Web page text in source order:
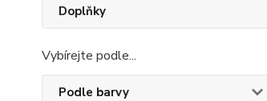
Doplňky
Vybírejte podle...
Podle barvy